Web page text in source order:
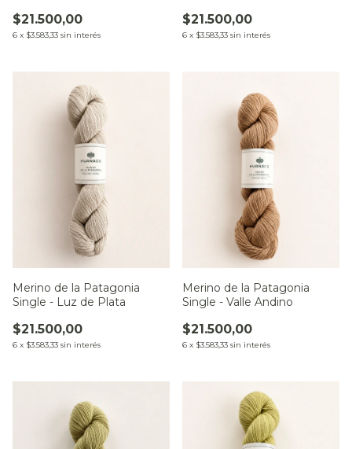
$21.500,00
6 x $3.583,33 sin interés
$21.500,00
6 x $3.583,33 sin interés
Merino de la Patagonia
Single - Luz de Plata
$21.500,00
6 x $3.583,33 sin interés
Merino de la Patagonia
Single - Valle Andino
$21.500,00
6 x $3.583,33 sin interés